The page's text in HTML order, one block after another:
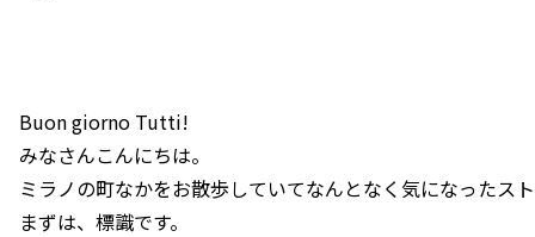
Buon giorno Tutti!
みなさんこんにちは。
ミラノの町なかをお散歩していてなんとなく気になったス
まずは、標識です。